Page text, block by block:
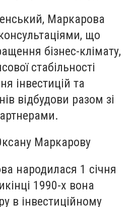
Маркарова
що
бізнес-клімату,
стабільності
інвестицій та
відбудови разом зі
Маркарову
народилася 1 січня
1990-х вона
в інвестиційному